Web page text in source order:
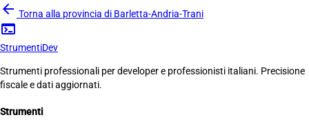
arrow_back Torna alla provincia di Barletta-Andria-Trani
terminal
StrumentiDev
Strumenti professionali per developer e professionisti italiani. Precisione
fiscale e dati aggiornati.
Strumenti